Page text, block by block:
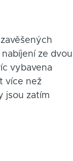
ze dvou
vybavena
více než
jsou zatím